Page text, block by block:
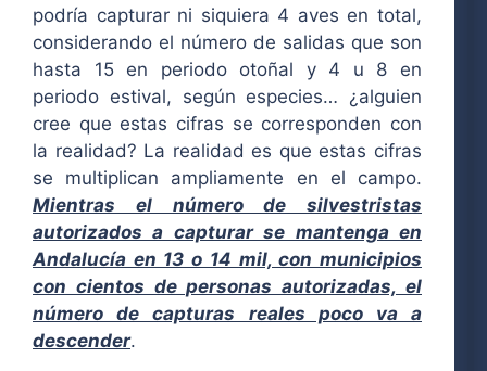
podría capturar ni siquiera 4 aves en total,
considerando el número de salidas que son
hasta 15 en periodo otoñal y 4 u 8 en
periodo estival, según especies… ¿alguien
cree que estas cifras se corresponden con
la realidad? La realidad es que estas cifras
se multiplican ampliamente en el campo.
Mientras el número de silvestristas
autorizados a capturar se mantenga en
Andalucía en 13 o 14 mil, con municipios
con cientos de personas autorizadas, el
número de capturas reales poco va a
descender.